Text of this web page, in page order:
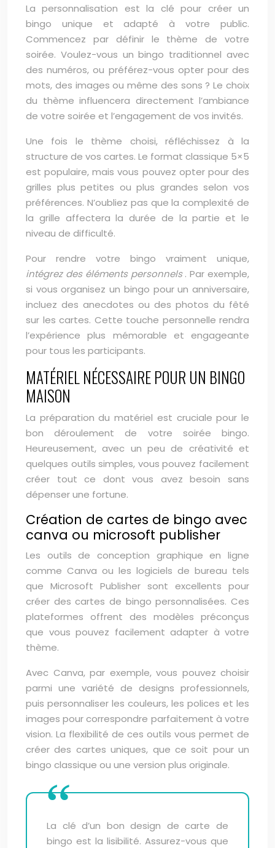
La personnalisation est la clé pour créer un
bingo unique et adapté à votre public.
Commencez par définir le thème de votre
soirée. Voulez-vous un bingo traditionnel avec
des numéros, ou préférez-vous opter pour des
mots, des images ou même des sons ? Le choix
du thème influencera directement l’ambiance
de votre soirée et l’engagement de vos invités.
Une fois le thème choisi, réfléchissez à la
structure de vos cartes. Le format classique 5×5
est populaire, mais vous pouvez opter pour des
grilles plus petites ou plus grandes selon vos
préférences. N’oubliez pas que la complexité de
la grille affectera la durée de la partie et le
niveau de difficulté.
Pour rendre votre bingo vraiment unique,
intégrez des éléments personnels. Par exemple,
si vous organisez un bingo pour un anniversaire,
incluez des anecdotes ou des photos du fêté
sur les cartes. Cette touche personnelle rendra
l’expérience plus mémorable et engageante
pour tous les participants.
MATÉRIEL NÉCESSAIRE POUR UN BINGO
MAISON
La préparation du matériel est cruciale pour le
bon déroulement de votre soirée bingo.
Heureusement, avec un peu de créativité et
quelques outils simples, vous pouvez facilement
créer tout ce dont vous avez besoin sans
dépenser une fortune.
Création de cartes de bingo avec
canva ou microsoft publisher
Les outils de conception graphique en ligne
comme Canva ou les logiciels de bureau tels
que Microsoft Publisher sont excellents pour
créer des cartes de bingo personnalisées. Ces
plateformes offrent des modèles préconçus
que vous pouvez facilement adapter à votre
thème.
Avec Canva, par exemple, vous pouvez choisir
parmi une variété de designs professionnels,
puis personnaliser les couleurs, les polices et les
images pour correspondre parfaitement à votre
vision. La flexibilité de ces outils vous permet de
créer des cartes uniques, que ce soit pour un
bingo classique ou une version plus originale.
La clé d’un bon design de carte de
bingo est la lisibilité. Assurez-vous que